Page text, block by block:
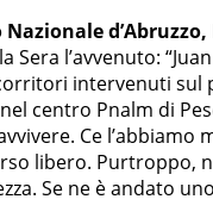
Nazionale
l’avvenuto:
intervenuti sul
centro Pnalm di
Ce l’abbiamo
libero. Purtroppo,
Se ne è andato